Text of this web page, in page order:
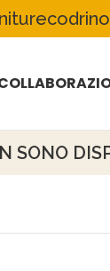
SONO